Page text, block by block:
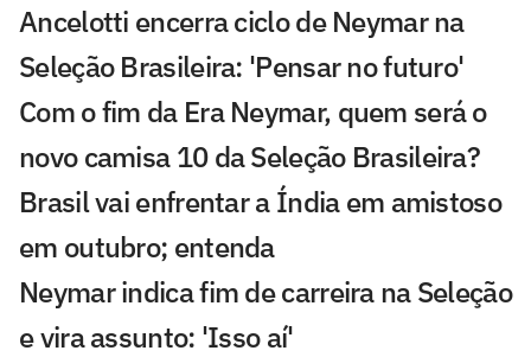
Ancelotti encerra ciclo de Neymar na
Seleção Brasileira: 'Pensar no futuro'
Com o fim da Era Neymar, quem será o
novo camisa 10 da Seleção Brasileira?
Brasil vai enfrentar a Índia em amistoso
em outubro; entenda
Neymar indica fim de carreira na Seleção
e vira assunto: 'Isso aí'